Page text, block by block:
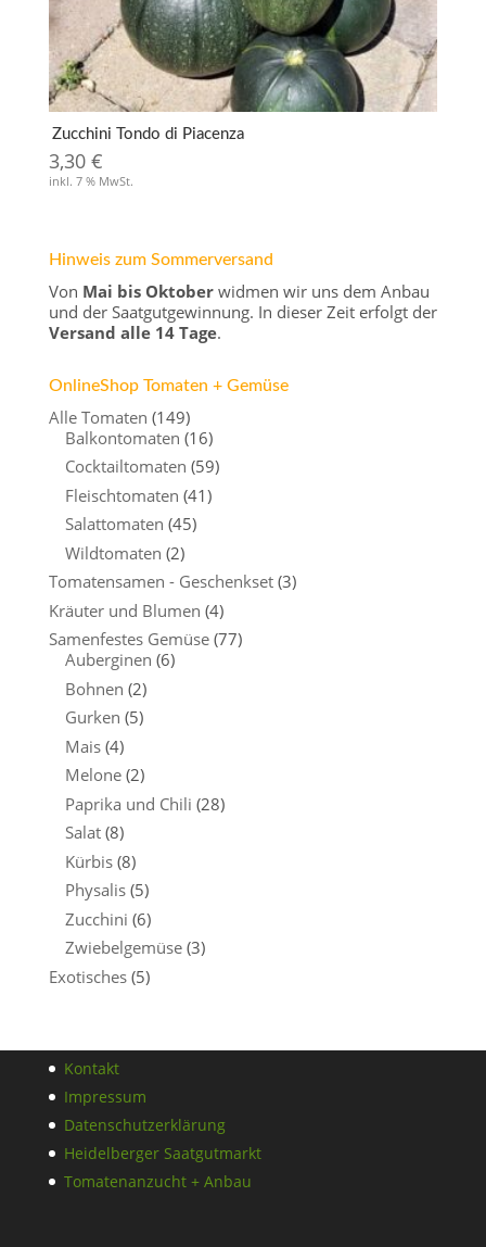
Zucchini Tondo di Piacenza
3,30 €
inkl. 7 % MwSt.
Hinweis zum Sommerversand
Von Mai bis Oktoberwidmen wir uns dem Anbau
und der Saatgutgewinnung. In dieser Zeit erfolgt der
Versand alle 14 Tage.
OnlineShop Tomaten + Gemüse
Alle Tomaten (149)
Balkontomaten (16)
Cocktailtomaten (59)
Fleischtomaten (41)
Salattomaten (45)
Wildtomaten (2)
Tomatensamen - Geschenkset (3)
Kräuter und Blumen (4)
Samenfestes Gemüse (77)
Auberginen (6)
Bohnen (2)
Gurken (5)
Mais (4)
Melone (2)
Paprika und Chili (28)
Salat (8)
Kürbis (8)
Physalis (5)
Zucchini (6)
Zwiebelgemüse (3)
Exotisches (5)
Kontakt
Impressum
Datenschutzerklärung
Heidelberger Saatgutmarkt
Tomatenanzucht + Anbau